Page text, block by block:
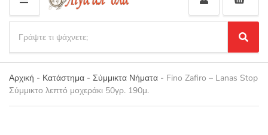
M
E
N
U
Category
name
a
r
c
h
p
S
e
a
r
Αρχική - Κατάστημα - Σύμμικτα Νήματα - Fino Zafiro – Lanas Stop
Σύμμικτο λεπτό μοχεράκι 50γρ. 190μ.